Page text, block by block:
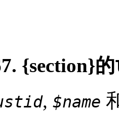
{section}的
, $name